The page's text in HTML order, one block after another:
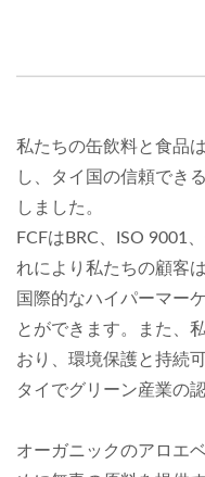
私たちの缶飲料と食品
し、タイ国の信頼でき
しました。
FCFはBRC、ISO 9001
れにより私たちの顧客
国際的なハイパーマー
とができます。また、
おり、環境保護と持続
タイでグリーン産業の
オーガニックのアロエ